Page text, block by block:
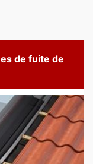
de fuite de